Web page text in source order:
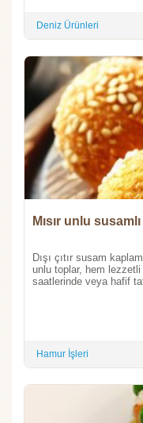
Deniz Ürünleri
Mısır unlu
Dışı çıtır susam
unlu toplar, hem lezzetli
saatlerinde veya hafif
Hamur İşleri